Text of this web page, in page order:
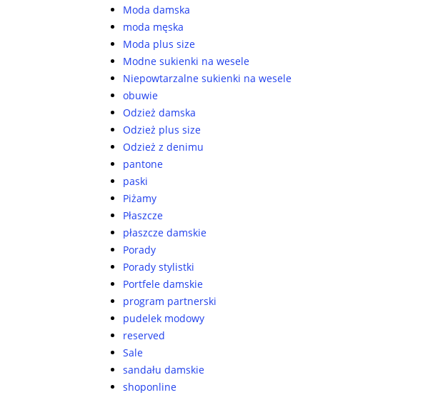
Moda damska
moda męska
Moda plus size
Modne sukienki na wesele
Niepowtarzalne sukienki na wesele
obuwie
Odzież damska
Odzież plus size
Odzież z denimu
pantone
paski
Piżamy
Płaszcze
płaszcze damskie
Porady
Porady stylistki
Portfele damskie
program partnerski
pudelek modowy
reserved
Sale
sandału damskie
shoponline